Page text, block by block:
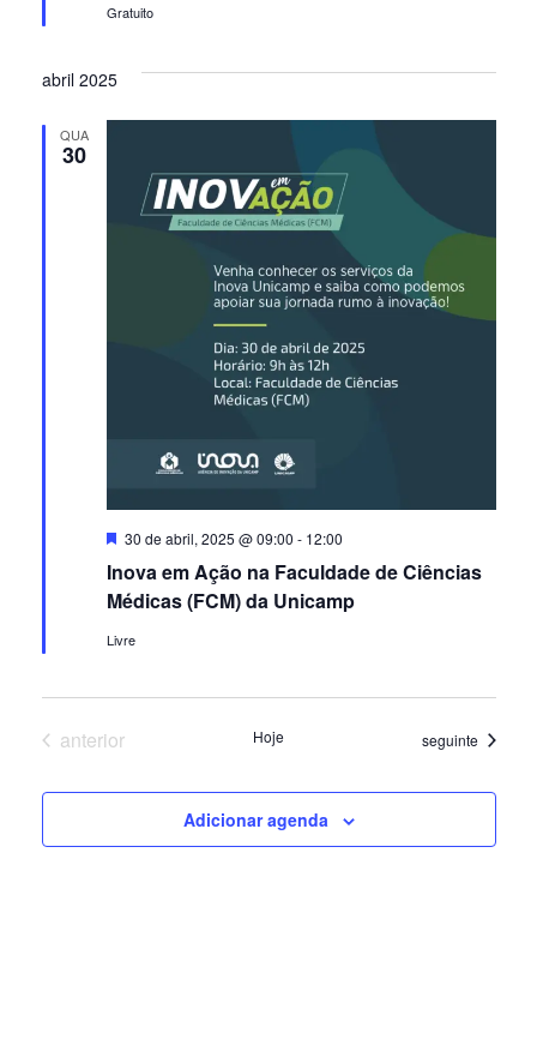
Gratuito
abril 2025
QUA
30
Destacado
30 de abril, 2025 @ 09:00 - 12:00
Inova em Ação na Faculdade de Ciências
Médicas (FCM) da Unicamp
Livre
Eventos
anterior Hoje Eventos
seguinte
Adicionar agenda